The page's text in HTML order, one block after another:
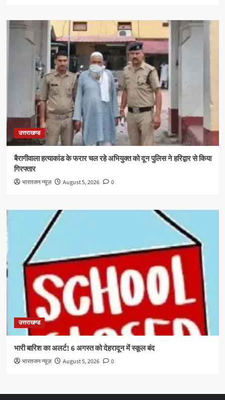
उत्तराखण्ड
बैरागीवाला हत्याकांड के फरार चल रहे अभियुक्त को दून पुलिस ने हरिद्वार से किया
गिरफ्तार
भारतजन न्यूज़ August 5, 2026 0
उत्तराखण्ड
भारी बारिश का अलर्ट! 6 अगस्त को देहरादून में स्कूल बंद
भारतजन न्यूज़ August 5, 2026 0